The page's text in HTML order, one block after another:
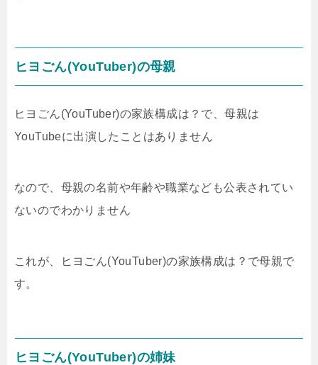
ヒヨごん(YouTuber)の母親
ヒヨごん(YouTuber)の家族構成は？で、母親は
YouTubeに出演したことはありません
なので、母親の名前や年齢や職業なども公表されてい
ないのでわかりません
これが、ヒヨごん(YouTuber)の家族構成は？で母親で
す。
ヒヨごん(YouTuber)の姉妹